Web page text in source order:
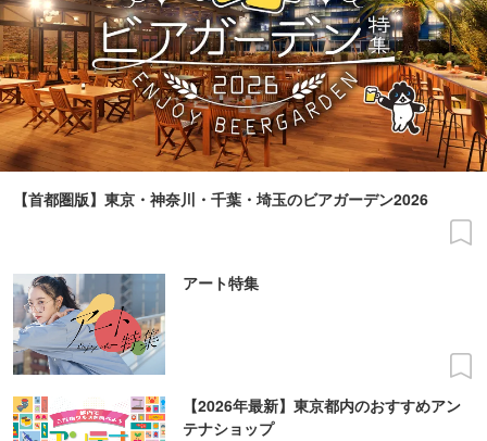
【首都圏版】東京・神奈川・千葉・埼玉のビアガーデン2026
アート特集
【2026年最新】東京都内のおすすめアン
テナショップ